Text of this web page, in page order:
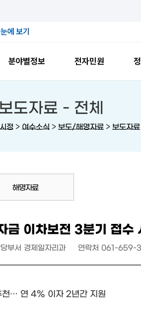
에 보기
분야별정보 전자민원
보도자료 - 전체
정 > 여수소식 > 보도/해명자료 > 보도자료
해명자료
금 이차보전 3분기 접수
부서 경제일자리과 연락처 061-659-
천… 연 4% 이자 2년간 지원